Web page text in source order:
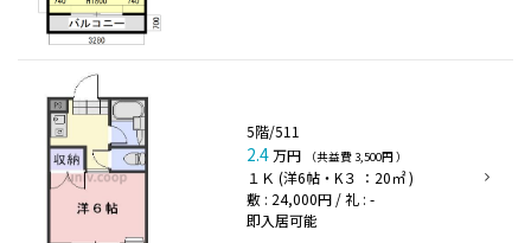
5階/511
2.4万円 （共益費 3,500円 ）
１Ｋ (洋6帖・K３ ：20㎡ )
敷 : 24,000円 / 礼 : -
即入居可能